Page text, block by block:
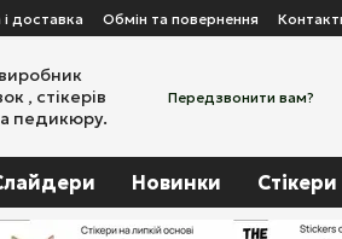
контенту
доставка Обмін та повернення
Передзвонити вам?
Новинки